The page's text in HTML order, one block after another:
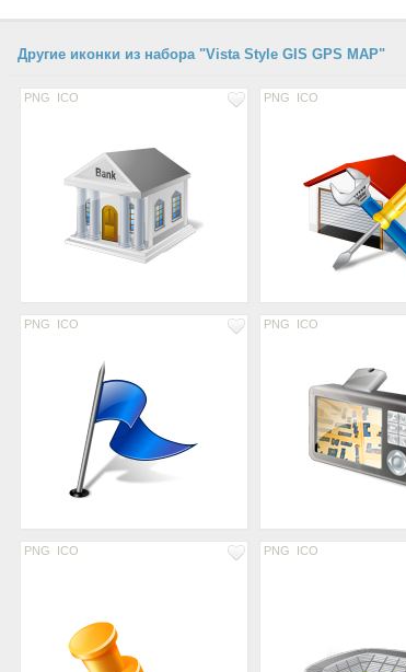
Другие иконки из набора "Vista Style GIS GPS MAP"
PNG ICO PNG ICO
PNG ICO PNG ICO
PNG ICO PNG ICO